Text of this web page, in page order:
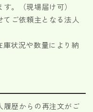
。（現場届け可）
ご依頼主となる法人
状況や数量により納
履歴からの再注文がご